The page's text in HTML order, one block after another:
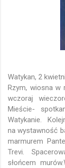
Watykan, 2
Rzym, wiosna w
wczoraj
Mieście-
Watykanie.
na wystawność
marmurem
Trevi.
słońcem murów.